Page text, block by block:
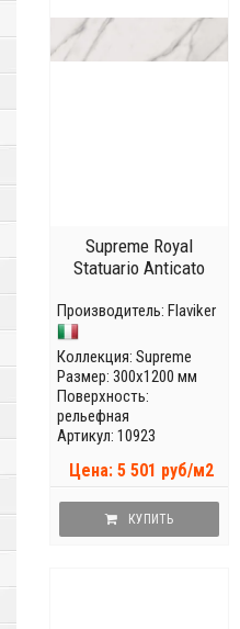
Supreme Royal
Statuario Anticato
Производитель: Flaviker
Коллекция: Supreme
Размер: 300x1200 мм
Поверхность:
рельефная
Артикул: 10923
Цена: 5 501 руб/м2
КУПИТЬ